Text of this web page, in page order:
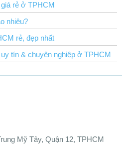
rẻ ở TPHCM
nhiêu?
rẻ, đẹp nhất
tín & chuyên nghiệp ở TPHCM
Mỹ Tây, Quận 12, TPHCM